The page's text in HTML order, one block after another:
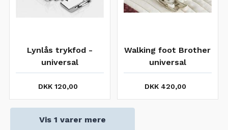
Lynlås trykfod -
universal
DKK 120,00
Walking foot Brother
universal
(overtransportør)
DKK 420,00
Vis 1 varer mere